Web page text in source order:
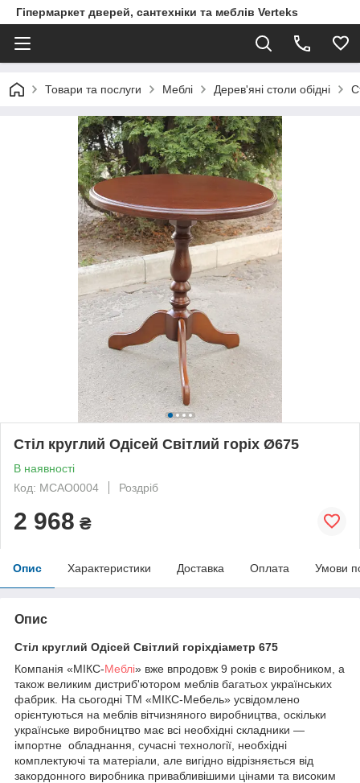
Гіпермаркет дверей, сантехніки та меблів Verteks
Товари та послуги Меблі Дерев'яні столи обідні
Стіл круглий Одісей Світлий горіх Ø675
В наявності
Код: МСАО0004
Роздріб
2 968 ₴
Опис Характеристики Доставка Оплата Умови
Опис
Стіл круглий Одісей Світлий горіхдіаметр 675
Компанія «МІКС-Меблі» вже впродовж 9 років є виробником, а
також великим дистриб'ютором меблів багатьох українських
фабрик. На сьогодні ТМ «МІКС-Мебель» усвідомлено
орієнтуються на меблів вітчизняного виробництва, оскільки
українське виробництво має всі необхідні складники —
імпортне обладнання, сучасні технології, необхідні
комплектуючі та матеріали, але вигідно відрізняється від
закордонного виробника привабливішими цінами та високим